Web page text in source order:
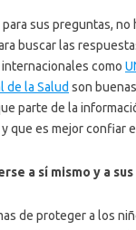
sus preguntas, no
buscar las
como
de la Salud son
parte de la
que es mejor confiar
a sí mismo y a
de proteger a los